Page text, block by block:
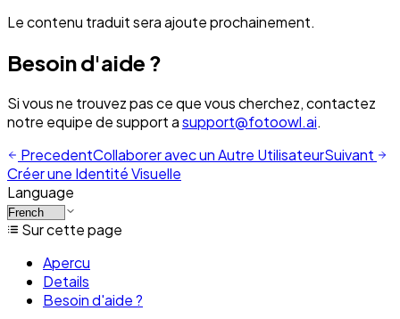
Le contenu traduit sera ajoute prochainement.
Besoin d'aide ?
Si vous ne trouvez pas ce que vous cherchez, contactez
notre equipe de support asupport@fotoowl.ai.
PrecedentCollaborer avec un Autre UtilisateurSuivant
Créer une Identité Visuelle
Language
Sur cette page
Apercu
Details
Besoin d'aide ?